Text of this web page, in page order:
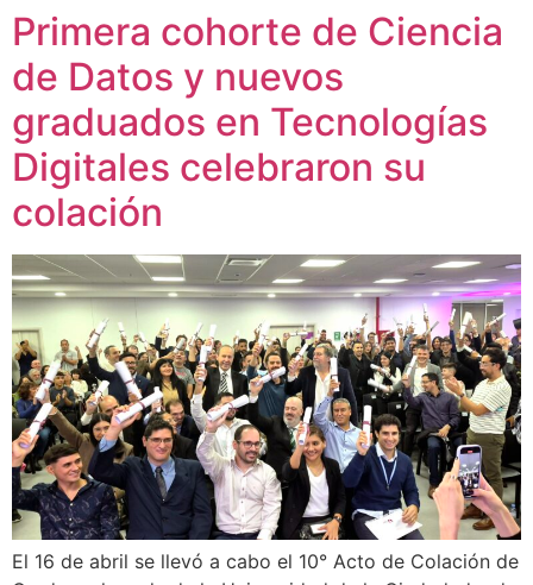
Primera cohorte de Ciencia
de Datos y nuevos
graduados en Tecnologías
Digitales celebraron su
colación
El 16 de abril se llevó a cabo el 10° Acto de Colación de